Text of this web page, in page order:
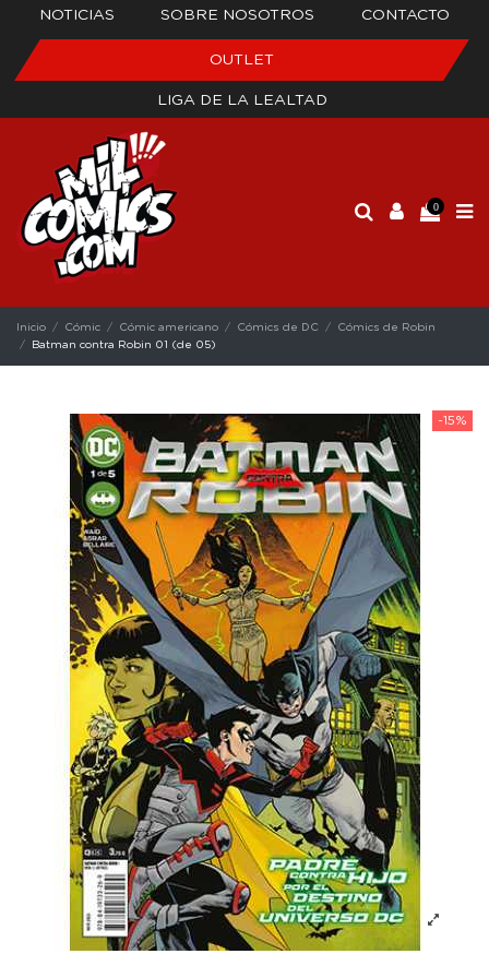
NOTICIAS SOBRE NOSOTROS CONTACTO
OUTLET
LIGA DE LA LEALTAD
0
Inicio Cómic Cómic americano Cómics de DC
Cómics de Robin
Batman contra Robin 01 (de 05)
-15%